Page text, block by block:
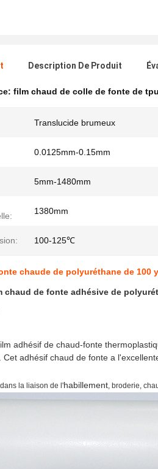
Description De Produit
film chaud de colle de fonte de tpu
Translucide brumeux
0.0125mm-0.15mm
5mm-1480mm
1380mm
100-125℃
chaude de polyuréthane de 100
chaud de fonte adhésive de
adhésif de chaud-fonte
adhésif chaud de fonte a
la liaison de l'habillement, broderie,